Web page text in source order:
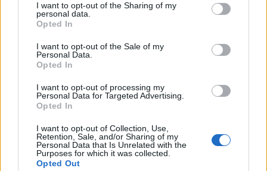
I want to opt-out of the Sharing of my
personal data.
Opted In
I want to opt-out of the Sale of my
Personal Data.
Opted In
I want to opt-out of processing my
Personal Data for Targeted Advertising.
Opted In
I want to opt-out of Collection, Use,
Retention, Sale, and/or Sharing of my
Personal Data that Is Unrelated with the
Purposes for which it was collected.
Opted Out
amellyel azt mutatják, hogy még a
halottainkat sem tisztelik. Ez egy nagyon
aljas megoldás, hiszen ha annyira
szerettek volna egy román temetőt, meg
lehetett volna keresni a román katonák
sírjait, és ott létesíteni egyet ebből a
pénzből. Illetve, ha civilizált módon
megkerestek volna, hogy szeretnének egy
román emlékművet állítani az úzvölgyi